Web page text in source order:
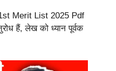
Merit List 2025 Pdf
हैं, लेख को ध्यान पूर्वक